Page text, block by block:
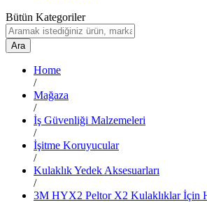
Bütün Kategoriler
Ara
Home
/
Mağaza
/
İş Güvenliği Malzemeleri
/
İşitme Koruyucular
/
Kulaklık Yedek Aksesuarları
/
3M HYX2 Peltor X2 Kulaklıklar İçin